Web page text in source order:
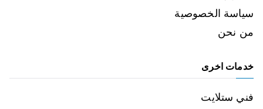
سياسة الخصوصية
من نحن
خدمات اخرى
فني ستلايت